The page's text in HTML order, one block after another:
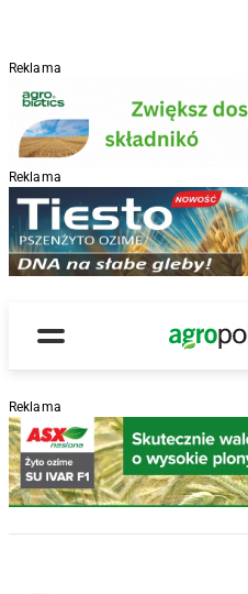
Reklama
Reklama
Menu
Main Logo
Reklama